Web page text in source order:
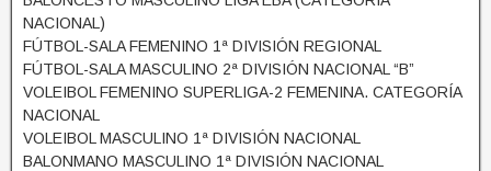
NACIONAL)
FÚTBOL-SALA FEMENINO 1ª DIVISIÓN REGIONAL
FÚTBOL-SALA MASCULINO 2ª DIVISIÓN NACIONAL “B”
VOLEIBOL FEMENINO SUPERLIGA-2 FEMENINA. CATEGORÍA
NACIONAL
VOLEIBOL MASCULINO 1ª DIVISIÓN NACIONAL
BALONMANO MASCULINO 1ª DIVISIÓN NACIONAL